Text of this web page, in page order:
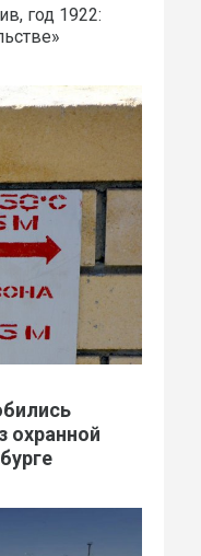
год 1922:
охранной